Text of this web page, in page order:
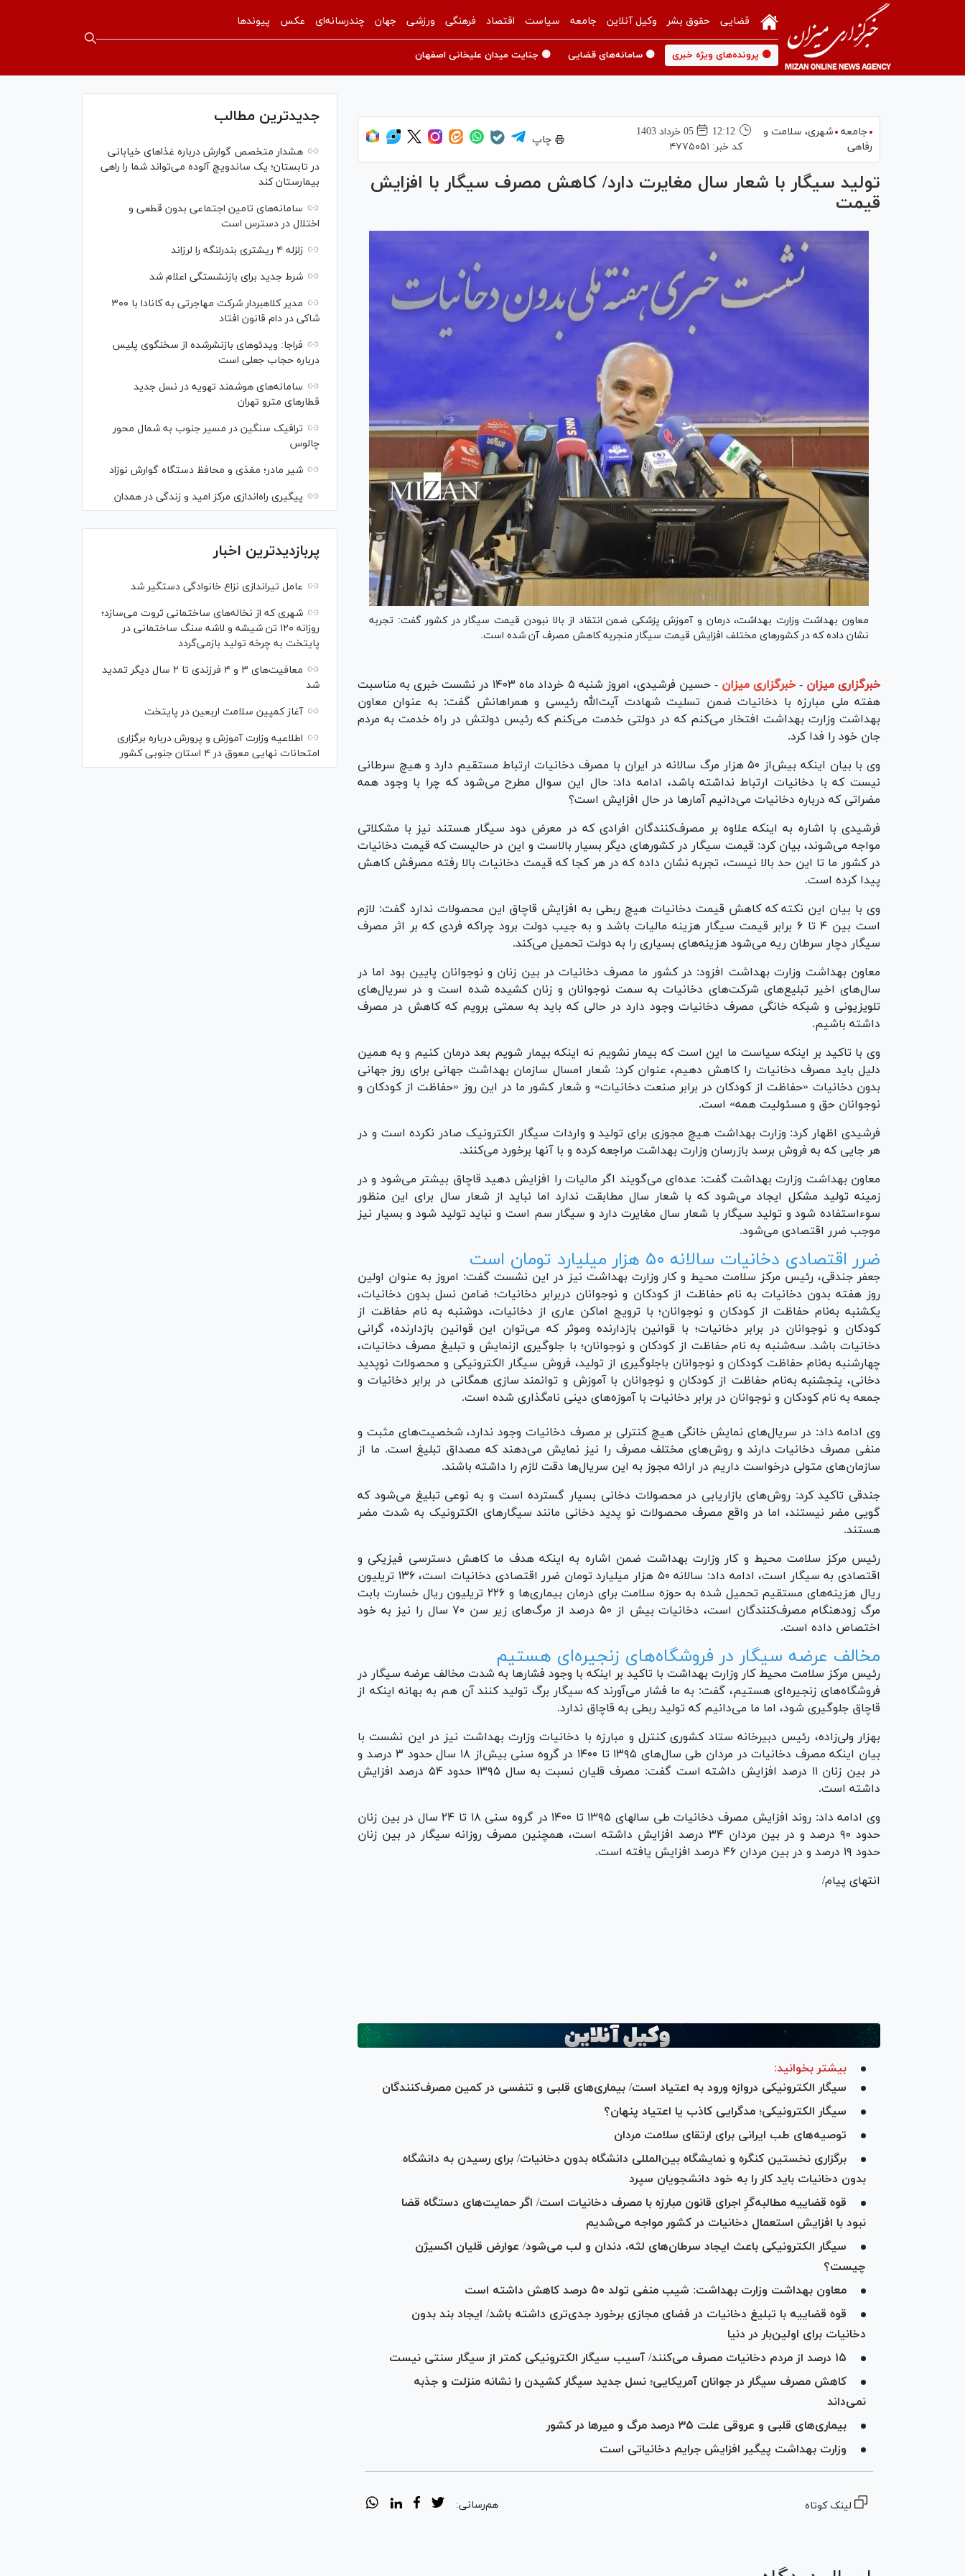
قضایی حقوق بشر وکیل آنلاین جامعه سیاست اقتصاد فرهنگی ورزشی جهان چندرسانه‌ای عکس پیوندها
🟡 پرونده‌های ویژه خبری 🟡 سامانه‌های قضایی 🟡 جنایت میدان علیخانی اصفهان
جامعه شهری،‌ سلامت و
رفاهی
12:12
05 خرداد 1403
کد خبر: ۴۷۷۵۰۵۱
چاپ
تولید سیگار با شعار سال مغایرت دارد/ کاهش مصرف سیگار با افزایش
قیمت
معاون بهداشت وزارت بهداشت، درمان و آموزش پزشکی ضمن انتقاد از بالا نبودن قیمت سیگار در کشور گفت: تجربه
نشان داده که در کشورهای مختلف افزایش قیمت سیگار منجربه کاهش مصرف آن شده است.
خبرگزاری میزان - خبرگزاری میزان
- حسین فرشیدی، امروز شنبه ۵ خرداد ماه ۱۴۰۳ در نشست خبری به مناسبت
هفته ملی مبارزه با دخانیات ضمن تسلیت شهادت آیت‌الله رئیسی و همراهانش گفت: به عنوان معاون
بهداشت وزارت بهداشت افتخار می‌کنم که در دولتی خدمت می‌کنم که رئیس دولتش در راه خدمت به مردم
جان خود را فدا کرد.
وی با بیان اینکه بیش‌از ۵۰ هزار مرگ سالانه در ایران با مصرف دخانیات ارتباط مستقیم دارد و هیچ سرطانی
نیست که با دخانیات ارتباط نداشته باشد، ادامه داد: حال این سوال مطرح می‌شود که چرا با وجود همه
مضراتی که درباره دخانیات می‌دانیم آمارها در حال افزایش است؟
فرشیدی با اشاره به اینکه علاوه بر مصرف‌کنندگان افرادی که در معرض دود سیگار هستند نیز با مشکلاتی
مواجه‌ می‌شوند، بیان کرد: قیمت سیگار در کشورهای دیگر بسیار بالاست و این در حالیست که قیمت دخانیات
در کشور ما تا این حد بالا نیست، تجربه نشان داده که در هر کجا که قیمت دخانیات بالا رفته مصرفش کاهش
پیدا کرده است.
وی با بیان این نکته که کاهش قیمت دخانیات هیچ ربطی به افزايش قاچاق این محصولات ندارد گفت: لازم
است بین ۴ تا ۶ برابر قیمت سیگار هزینه مالیات باشد و به جیب دولت برود چراکه فردی که بر اثر مصرف
سیگار دچار سرطان ریه می‌شود هزینه‌های بسیاری را به دولت تحمیل می‌کند.
معاون بهداشت وزارت بهداشت افزود: در کشور ما مصرف دخانیات در بین زنان و نوجوانان پایین بود اما در
سال‌های اخیر تبلیع‌های شرکت‌های دخانیات به سمت نوجوانان و زنان کشیده شده است و در سریال‌های
تلویزیونی و شبکه خانگی مصرف دخانیات وجود دارد در حالی که باید به سمتی برویم که کاهش در مصرف
داشته باشیم‌.
وی با تاکید بر اینکه سیاست ما این است که بیمار نشویم نه اینکه بیمار شویم بعد درمان کنیم و به همین
دلیل باید مصرف دخانیات را کاهش دهیم، عنوان کرد: شعار امسال سازمان بهداشت جهانی برای روز جهانی
بدون دخانیات «حفاظت از کودکان در برابر صنعت دخانیات» و شعار کشور ما در این روز «حفاظت از کودکان و
نوجوانان حق و مسئولیت همه» است.
فرشیدی اظهار کرد: وزارت بهداشت هیچ مجوزی برای تولید و واردات سیگار الکترونیک صادر نکرده است و در
هر جایی که به فروش برسد بازرسان وزارت بهداشت مراجعه کرده و با آنها برخورد می‌کنند.
معاون بهداشت وزارت بهداشت گفت: عده‌ای می‌گویند اگر مالیات را افزایش دهید قاچاق بیشتر می‌شود و در
زمینه تولید مشکل ایجاد می‌شود که با شعار سال مطابقت ندارد اما نباید از شعار سال برای این منظور
سوءاستفاده شود و تولید سیگار با شعار سال مغایرت دارد و سیگار سم است و نباید تولید شود و بسیار نیز
موجب ضرر اقتصادی می‌شود.
ضرر اقتصادی دخانیات سالانه ۵۰ هزار میلیارد تومان است
جعفر جندقی، رئیس مرکز سلامت محیط و کار وزارت بهداشت نیز در این نشست گفت: امروز به عنوان اولین
روز هفته بدون دخانیات به نام حفاظت از کودکان و نوجوانان دربرابر دخانیات؛ ضامن نسل بدون دخانیات،
یکشنبه به‌نام حفاظت از کودکان و نوجوانان؛ با ترویج اماکن عاری از دخانیات، دوشنبه به نام حفاظت از
کودکان و نوجوانان در برابر دخانیات؛ با قوانین بازدارنده و‌موثر که می‌توان این قوانین بازدارنده، گرانی
دخانیات باشد. سه‌شنبه به نام حفاظت از کودکان و نوجوانان؛ با جلوگیری ازنمایش و تبلیغ مصرف دخانیات،
چهارشنبه به‌نام حفاظت کودکان و نوجوانان باجلوگیری از تولید، فروش سیگار الکترونیکی و محصولات نوپدید
دخانی، پنجشنبه به‌نام حفاظت از کودکان و نوجوانان با آموزش و توانمند سازی همگانی در برابر دخانیات و
جمعه به نام کودکان و نوجوانان در برابر دخانیات با آموزه‌های دینی نامگذاری شده است.
وی ادامه داد: در سریال‌های نمایش خانگی هیچ کنترلی بر مصرف دخانیات وجود ندارد، شخصیت‌های مثبت و
منفی مصرف دخانیات دارند و روش‌های مختلف مصرف را نیز نمایش می‌دهند که مصداق تبلیغ است. ما از
سازمان‌های متولی درخواست داریم در ارائه مجوز به این سریال‌ها دقت لازم را داشته باشند.
جندقی تاکید کرد: روش‌های بازاریابی در محصولات دخانی بسیار گسترده است و به نوعی تبلیغ می‌شود که
گویی مضر نیستند، اما در واقع مصرف محصولات نو پدید دخانی مانند سیگار‌های الکترونیک به شدت مضر
هستند.
رئیس مرکز سلامت محیط و کار وزارت بهداشت ضمن اشاره به اینکه هدف ما کاهش دسترسی فیزیکی و
اقتصادی به سیگار است، ادامه داد: سالانه ۵۰ هزار میلیارد تومان ضرر اقتصادی دخانیات است، ۱۳۶ تریلیون
ریال هزینه‌های مستقیم تحمیل شده به حوزه سلامت برای درمان بیماری‌ها و ۲۲۶ تریلیون ریال خسارت بابت
مرگ زودهنگام مصرف‌کنندگان است، دخانیات بیش از ۵۰ درصد از مرگ‌های زیر سن ۷۰ سال را نیز به خود
اختصاص داده است.
مخالف عرضه سیگار در فروشگاه‌های زنجیره‌ای هستیم
رئیس مرکز سلامت محیط کار وزارت بهداشت با تاکید بر اینکه با وجود فشارها به شدت مخالف عرضه سیگار در
فروشگاه‌های زنجیره‌ای هستیم، گفت: به ما فشار می‌آورند که سیگار برگ تولید کنند آن هم به بهانه اینکه از
قاچاق جلوگیری شود، اما ما می‌دانیم که تولید ربطی به قاچاق ندارد.
بهزار ولی‌زاده، رئیس دبیرخانه ستاد کشوری کنترل و مبارزه با دخانیات وزارت بهداشت نیز در این نشست با
بیان اینکه مصرف دخانیات در مردان طی سال‌های ۱۳۹۵ تا ۱۴۰۰ در گروه سنی بیش‌از ۱۸ سال حدود ۳ درصد و
در بین زنان ۱۱ درصد افزایش داشته است گفت: مصرف قلیان نسبت به سال ۱۳۹۵ حدود ۵۴ درصد افزایش
داشته است.
وی ادامه داد: روند افزایش مصرف دخانیات طی سالهای ۱۳۹۵ تا ۱۴۰۰ در گروه سنی ۱۸ تا ۲۴ سال در بین زنان
حدود ۹۰ درصد و در بین مردان ۳۴ درصد افزایش داشته است، همچنین مصرف روزانه سیگار در بین زنان
حدود ۱۹ درصد و در بین مردان ۴۶ درصد افزایش یافته است.
انتهای پیام/
بیشتر بخوانید:
سیگار الکترونیکی دروازه ورود به اعتیاد است/ بیماری‌های قلبی و تنفسی در کمین مصر‌ف‌کنندگان
سیگار‌ الکترونیکی؛ مدگرایی کاذب یا اعتیاد پنهان؟
توصیه‌های طب ایرانی برای ارتقای سلامت مردان
برگزاری نخستین کنگره و نمایشگاه بین‌المللی دانشگاه بدون دخانیات/ برای رسیدن به دانشگاه
بدون دخانیات باید کار را به خود دانشجویان سپرد
قوه قضاییه مطالبه‌گرِ اجرای قانون مبارزه با مصرف دخانیات است/ اگر حمایت‌های دستگاه قضا
نبود با افزایش استعمال دخانیات در کشور مواجه می‌شدیم
سیگار الکترونیکی باعث ایجاد سرطان‌های لثه، دندان و لب می‌شود/ عوارض قلیان اکسیژن
چیست؟
معاون بهداشت وزارت بهداشت: شیب منفی تولد ۵۰ درصد کاهش داشته است
قوه قضاییه با تبلیغ دخانیات در فضای مجازی برخورد جدی‌تری داشته باشد/ ایجاد بند بدون
دخانیات برای اولین‌بار در دنیا
۱۵ درصد از مردم دخانیات مصرف می‌کنند/ آسیب سیگار الکترونیکی کمتر از سیگار سنتی نیست
کاهش مصرف سیگار در جوانان آمریکایی؛ نسل جدید سیگار کشیدن را نشانه منزلت و جذبه
نمی‌داند
بیماری‌های قلبی و عروقی علت ۳۵ درصد مرگ و میر‌ها در کشور
وزارت بهداشت پیگیر افزایش جرایم دخانیاتی است
لینک کوتاه هم‌رسانی:
جدیدترین مطالب
هشدار متخصص گوارش درباره غذا‌های خیابانی
در تابستان؛ یک ساندویچ آلوده می‌تواند شما را راهی
بیمارستان کند
سامانه‌های تامین اجتماعی بدون قطعی و
اختلال در دسترس است
زلزله ۴ ریشتری بندرلنگه را لرزاند
شرط جدید برای بازنشستگی اعلام شد
مدیر کلاهبردار شرکت مهاجرتی به کانادا با ۳۰۰
شاکی در دام قانون افتاد
فراجا: ویدئو‌های بازنشرشده از سخنگوی پلیس
درباره حجاب جعلی است
سامانه‌های هوشمند تهویه در نسل جدید
قطار‌های مترو تهران
ترافیک سنگین در مسیر جنوب به شمال محور
چالوس
شیر مادر؛ مغذی و محافظ دستگاه گوارش نوزاد
پیگیری راه‌اندازی مرکز امید و زندگی در همدان
پربازدیدترین اخبار
عامل تیراندازی نزاع خانوادگی دستگیر شد
شهری که از نخاله‌های ساختمانی ثروت می‌سازد؛
روزانه ۱۲۰ تن شیشه و لاشه سنگ ساختمانی در
پایتخت به چرخه تولید بازمی‌گردد
معافیت‌های ۳ و ۴ فرزندی تا ۲ سال دیگر تمدید
شد
آغاز کمپین سلامت اربعین در پایتخت
اطلاعیه وزارت آموزش و پرورش درباره برگزاری
امتحانات نهایی معوق در ۴ استان جنوبی کشور